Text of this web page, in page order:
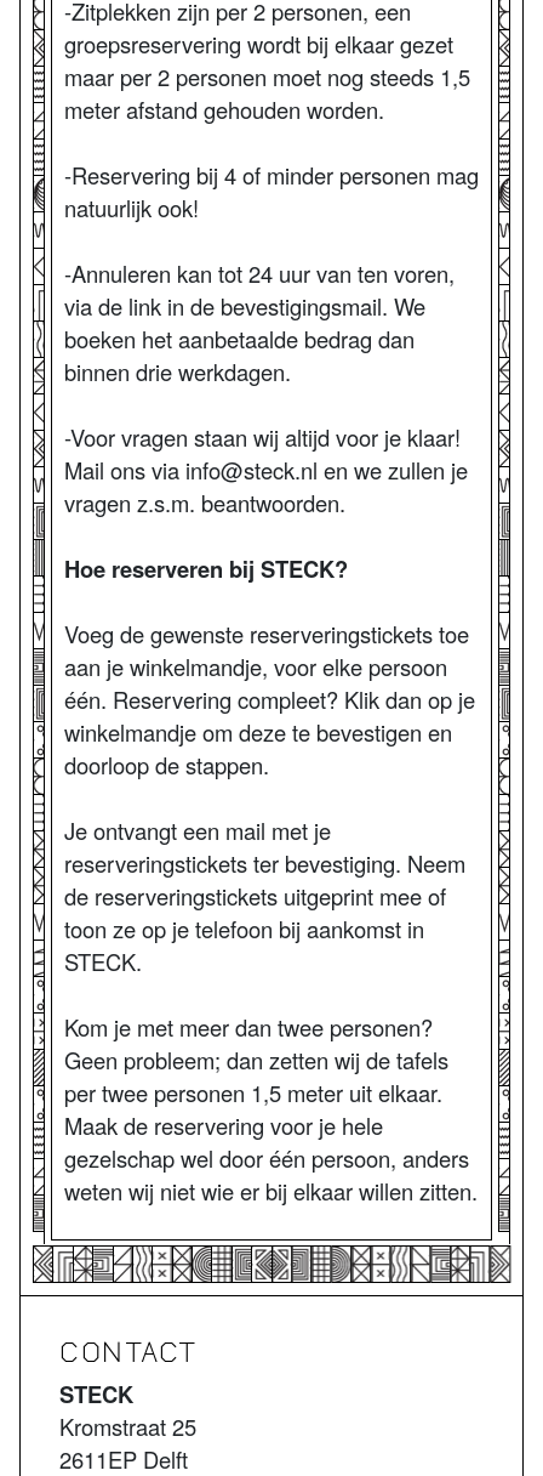
-Zitplekken zijn per 2 personen, een
groepsreservering wordt bij elkaar gezet
maar per 2 personen moet nog steeds 1,5
meter afstand gehouden worden.
-Reservering bij 4 of minder personen mag
natuurlijk ook!
-Annuleren kan tot 24 uur van ten voren,
via de link in de bevestigingsmail. We
boeken het aanbetaalde bedrag dan
binnen drie werkdagen.
-Voor vragen staan wij altijd voor je klaar!
Mail ons via info@steck.nl en we zullen je
vragen z.s.m. beantwoorden.
Hoe reserveren bij STECK?
Voeg de gewenste reserveringstickets toe
aan je winkelmandje, voor elke persoon
één. Reservering compleet? Klik dan op je
winkelmandje om deze te bevestigen en
doorloop de stappen.
Je ontvangt een mail met je
reserveringstickets ter bevestiging. Neem
de reserveringstickets uitgeprint mee of
toon ze op je telefoon bij aankomst in
STECK.
Kom je met meer dan twee personen?
Geen probleem; dan zetten wij de tafels
per twee personen 1,5 meter uit elkaar.
Maak de reservering voor je hele
gezelschap wel door één persoon, anders
weten wij niet wie er bij elkaar willen zitten.
CONTACT
STECK
Kromstraat 25
2611EP Delft